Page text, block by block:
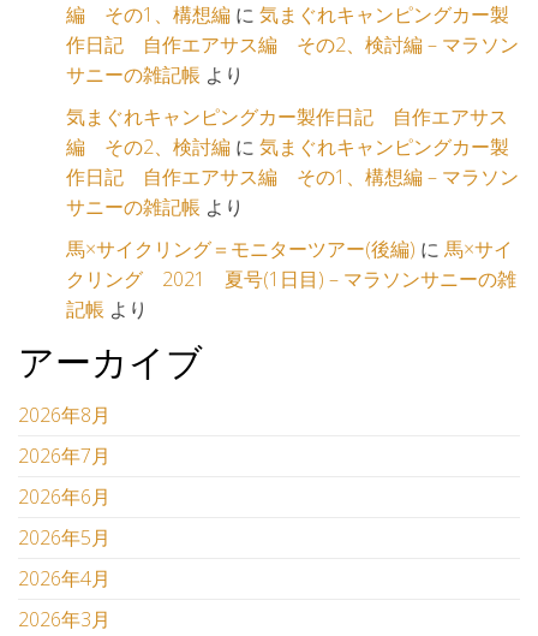
編 その1、構想編 に 気まぐれキャンピングカー製
作日記 自作エアサス編 その2、検討編 – マラソン
サニーの雑記帳 より
気まぐれキャンピングカー製作日記 自作エアサス
編 その2、検討編 に 気まぐれキャンピングカー製
作日記 自作エアサス編 その1、構想編 – マラソン
サニーの雑記帳 より
馬×サイクリング＝モニターツアー(後編) に 馬×サイ
クリング 2021 夏号(1日目) – マラソンサニーの雑
記帳 より
アーカイブ
2026年8月
2026年7月
2026年6月
2026年5月
2026年4月
2026年3月